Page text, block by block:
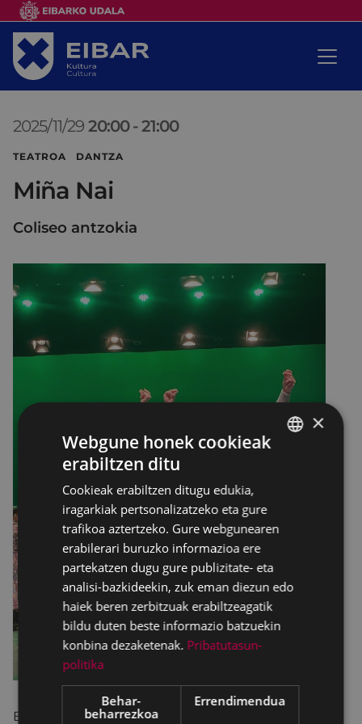
2025/11/29 20:00 -21:00
TEATROA DANTZA
Miña Nai
Coliseo antzokia
Barakaldoko "Ibarra-kaldu Elkartea", Barakaldoko
×
Webgune honek cookieak
erabiltzen ditu
Cookieak erabiltzen ditugu edukia,
iragarkiak pertsonalizatzeko eta gure
trafikoa aztertzeko. Gure webgunearen
erabilerari buruzko informazioa ere
partekatzen dugu gure publizitate- eta
analisi-bazkideekin, zuk eman diezun edo
haiek beren zerbitzuak erabiltzeagatik
bildu duten beste informazio batzuekin
konbina dezaketenak. Pribatutasun-
politika
Behar-
beharrezkoa
Errendimendua